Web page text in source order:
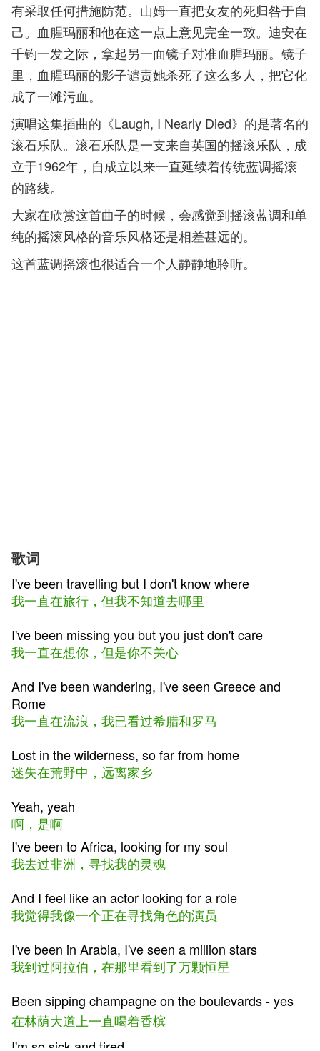
有采取任何措施防范。山姆一直把女友的死归咎于自
己。血腥玛丽和他在这一点上意见完全一致。迪安在
千钧一发之际，拿起另一面镜子对准血腥玛丽。镜子
里，血腥玛丽的影子谴责她杀死了这么多人，把它化
成了一滩污血。
演唱这集插曲的《Laugh, I Nearly Died》的是著名的
滚石乐队。滚石乐队是一支来自英国的摇滚乐队，成
立于1962年，自成立以来一直延续着传统蓝调摇滚
的路线。
大家在欣赏这首曲子的时候，会感觉到摇滚蓝调和单
纯的摇滚风格的音乐风格还是相差甚远的。
这首蓝调摇滚也很适合一个人静静地聆听。
歌词
I've been travelling but I don't know where
我一直在旅行，但我不知道去哪里
I've been missing you but you just don't care
我一直在想你，但是你不关心
And I've been wandering, I've seen Greece and
Rome
我一直在流浪，我已看过希腊和罗马
Lost in the wilderness, so far from home
迷失在荒野中，远离家乡
Yeah, yeah
啊，是啊
I've been to Africa, looking for my soul
我去过非洲，寻找我的灵魂
And I feel like an actor looking for a role
我觉得我像一个正在寻找角色的演员
I've been in Arabia, I've seen a million stars
我到过阿拉伯，在那里看到了万颗恒星
Been sipping champagne on the boulevards - yes
在林荫大道上一直喝着香槟
I'm so sick and tired